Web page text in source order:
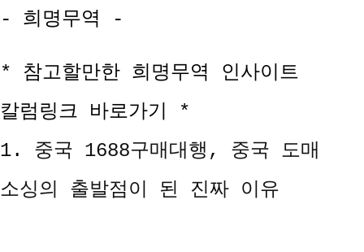
- 희명무역 -
* 참고할만한 희명무역 인사이트
칼럼링크 바로가기 *
1. 중국 1688구매대행, 중국 도매
소싱의 출발점이 된 진짜 이유